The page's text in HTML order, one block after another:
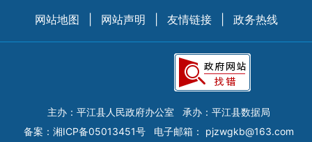
网站地图 网站声明 友情链接 政务热线
主办：平江县人民政府办公室
承办：平江县数据局
备案： 湘ICP备05013451号 电子邮箱： pjzwgkb@163.com